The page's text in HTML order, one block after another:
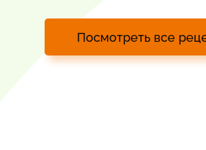
Посмотреть все